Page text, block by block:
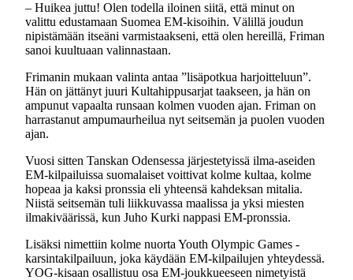
– Huikea juttu! Olen todella iloinen siitä, että minut on
valittu edustamaan Suomea EM-kisoihin. Välillä joudun
nipistämään itseäni varmistaakseni, että olen hereillä, Friman
sanoi kuultuaan valinnastaan.
Frimanin mukaan valinta antaa ”lisäpotkua harjoitteluun”.
Hän on jättänyt juuri Kultahippusarjat taakseen, ja hän on
ampunut vapaalta runsaan kolmen vuoden ajan. Friman on
harrastanut ampumaurheilua nyt seitsemän ja puolen vuoden
ajan.
Vuosi sitten Tanskan Odensessa järjestetyissä ilma-aseiden
EM-kilpailuissa suomalaiset voittivat kolme kultaa, kolme
hopeaa ja kaksi pronssia eli yhteensä kahdeksan mitalia.
Niistä seitsemän tuli liikkuvassa maalissa ja yksi miesten
ilmakiväärissä, kun Juho Kurki nappasi EM-pronssia.
Lisäksi nimettiin kolme nuorta Youth Olympic Games -
karsintakilpailuun, joka käydään EM-kilpailujen yhteydessä.
YOG-kisaan osallistuu osa EM-joukkueeseen nimetyistä